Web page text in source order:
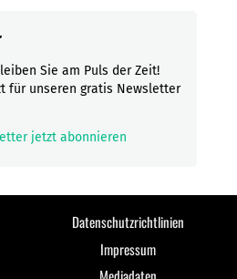
Sie am Puls der Zeit!
für unseren gratis Newsletter
jetzt abonnieren
Datenschutzrichtlinien
Impressum